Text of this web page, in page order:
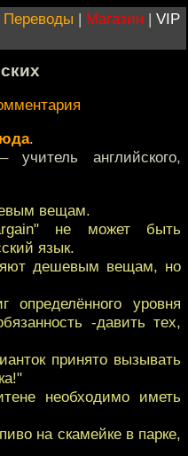
Переводы | Магазин | VIP
.
английского,
вещам.
не может быть
язык.
дешевым вещам, но
определённого уровня
-давить тех,
принято вызывать
необходимо иметь
на скамейке в парке,